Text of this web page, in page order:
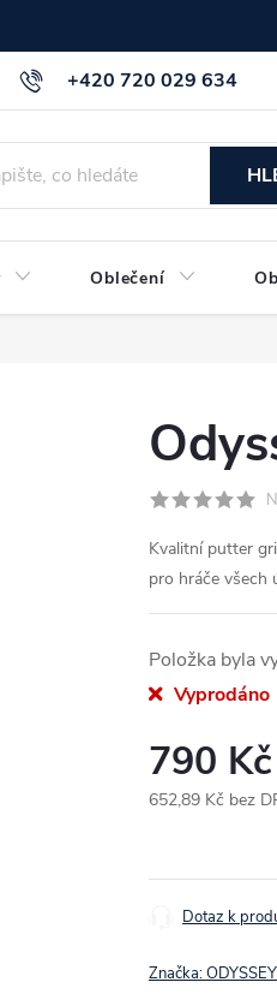
+420 720 029 634
info a směrnice Kontakt
Oblečení
Kvalitní putter
pro hráče všech
Položka byla
Vyprodáno
790 Kč
652,89 Kč bez
Dotaz k
Značka:ODYSSEY